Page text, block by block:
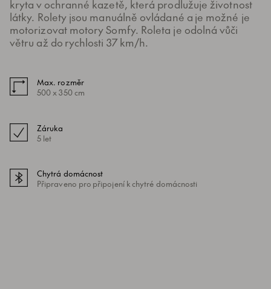
kryta v ochranné kazetě, která prodlužuje životnost
látky. Rolety jsou manuálně ovládané a je možné je
motorizovat motory Somfy. Roleta je odolná vůči
větru až do rychlosti 37 km/h.
Max. rozměr
500 x 350 cm
Záruka
5 let
Chytrá domácnost
Připraveno pro připojení k chytré domácnosti